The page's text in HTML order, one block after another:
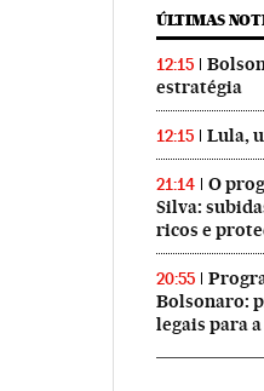
ÚLTIMAS
12:15
estratégia
12:15 Lula,
21:14
O
Silva:
ricos e
20:55
Bolsonaro:
legais para